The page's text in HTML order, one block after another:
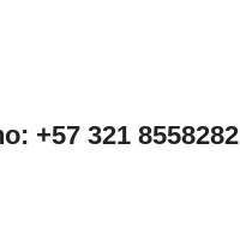
+57 321 8558282